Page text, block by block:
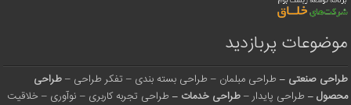
موضوعات پربازدید
طراحی صنعتی – طراحی مبلمان – طراحی بسته بندی – تفکر طراحی –طراحی
محصول– طراحی پایدار–طراحی خدمات – طراحی تجربه کاربری – نوآوری –خلاقیت